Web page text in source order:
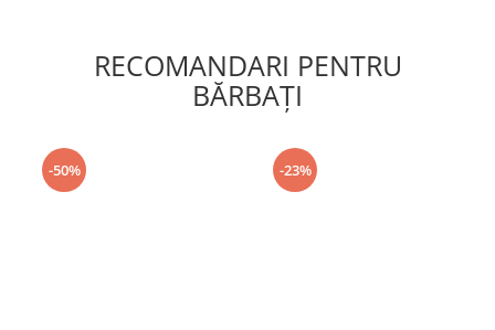
RECOMANDARI PENTRU
BĂRBAŢI
-50% -23%